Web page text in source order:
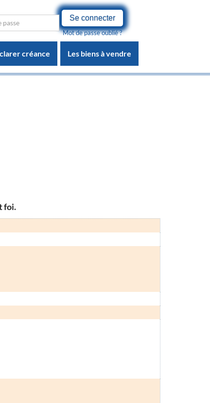
Se connecter
Mot de passe oublié ?
créance Les biens à vendre
foi.